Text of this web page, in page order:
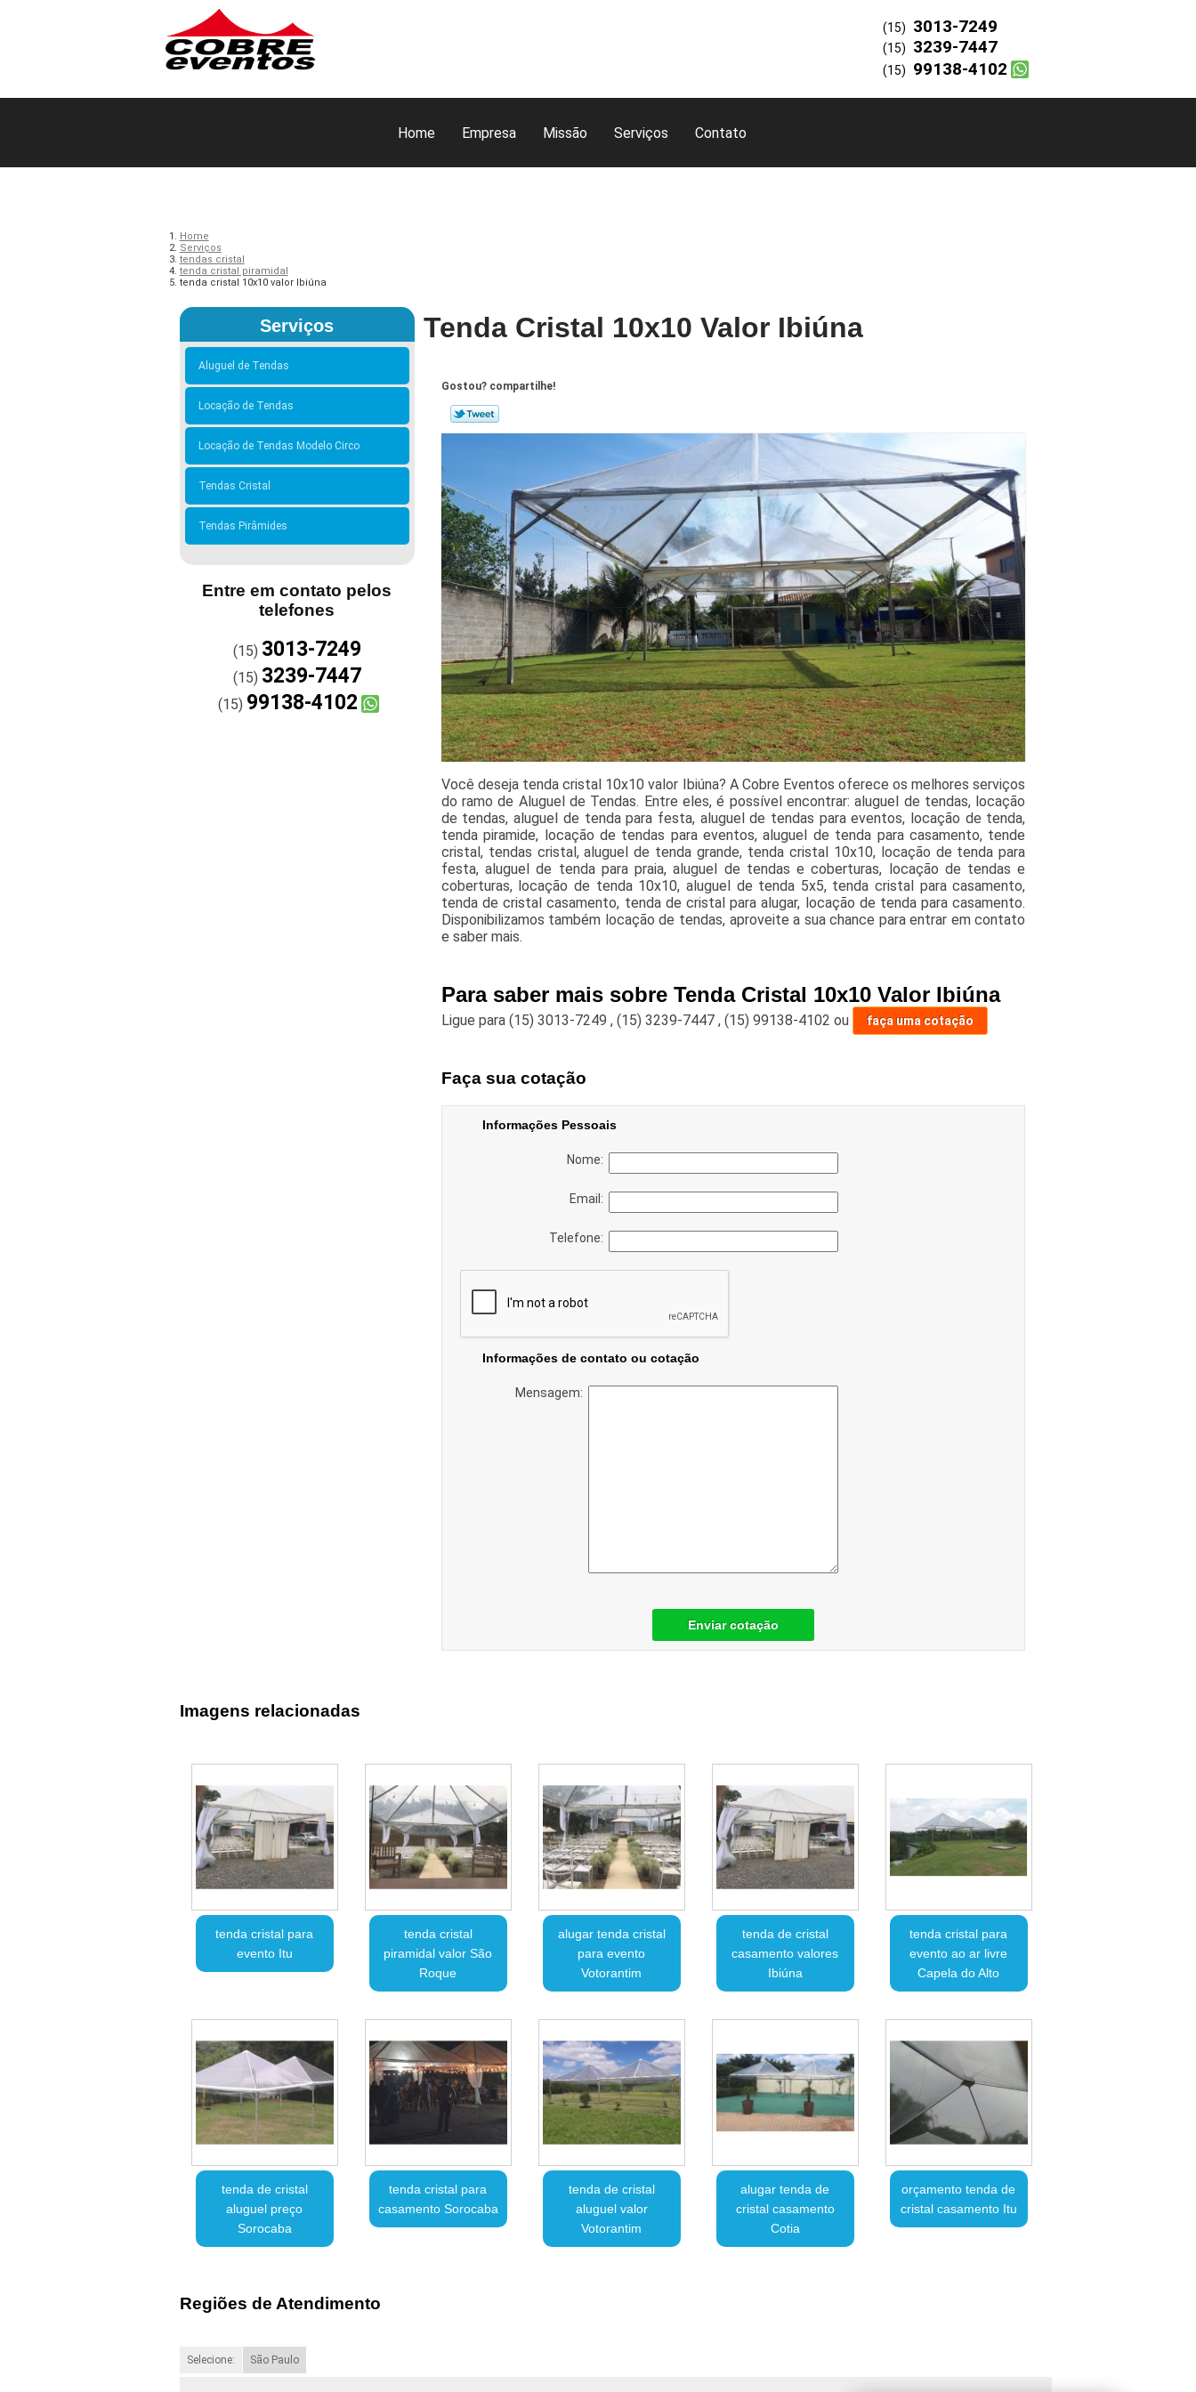
Home Empresa Missão Serviços Contato
(15) 3013-7249
(15) 3239-7447
(15) 99138-4102
Home
Serviços
tendas cristal
tenda cristal piramidal
tenda cristal 10x10 valor Ibiúna
Serviços
Aluguel de Tendas
Locação de Tendas
Locação de Tendas Modelo Circo
Tendas Cristal
Tendas Pirâmides
Entre em contato pelos
telefones
(15) 3013-7249
(15) 3239-7447
(15) 99138-4102
Tenda Cristal 10x10 Valor Ibiúna
Gostou? compartilhe!
Você deseja tenda cristal 10x10 valor Ibiúna? A Cobre Eventos oferece os melhores serviços
do ramo de Aluguel de Tendas. Entre eles, é possível encontrar: aluguel de tendas, locação
de tendas, aluguel de tenda para festa, aluguel de tendas para eventos, locação de tenda,
tenda piramide, locação de tendas para eventos, aluguel de tenda para casamento, tende
cristal, tendas cristal, aluguel de tenda grande, tenda cristal 10x10, locação de tenda para
festa, aluguel de tenda para praia, aluguel de tendas e coberturas, locação de tendas e
coberturas, locação de tenda 10x10, aluguel de tenda 5x5, tenda cristal para casamento,
tenda de cristal casamento, tenda de cristal para alugar, locação de tenda para casamento.
Disponibilizamos também locação de tendas, aproveite a sua chance para entrar em contato
e saber mais.
Para saber mais sobre Tenda Cristal 10x10 Valor Ibiúna
Ligue para (15) 3013-7249 , (15) 3239-7447 , (15) 99138-4102 ou faça uma cotação
Faça sua cotação
Informações Pessoais
Nome:
Email:
Telefone:
Informações de contato ou cotação
Mensagem:
Enviar cotação
Imagens relacionadas
tenda cristal para
evento Itu
tenda cristal
piramidal valor São
Roque
alugar tenda cristal
para evento
Votorantim
tenda de cristal
casamento valores
Ibiúna
tenda cristal para
evento ao ar livre
Capela do Alto
tenda de cristal
aluguel preço
Sorocaba
tenda cristal para
casamento Sorocaba
tenda de cristal
aluguel valor
Votorantim
alugar tenda de
cristal casamento
Cotia
orçamento tenda de
cristal casamento Itu
Regiões de Atendimento
Selecione: São Paulo